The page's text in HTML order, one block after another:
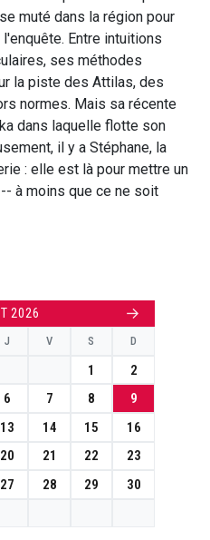
muté dans la région pour
Entre intuitions
ses méthodes
la piste des Attilas, des
normes. Mais sa récente
dans laquelle flotte son
il y a Stéphane, la
: elle est là pour mettre un
à moins que ce ne soit
2026 →
J V S D
1
2
6 7 8
9
13 14 15
16
20 21 22
23
27 28 29
30